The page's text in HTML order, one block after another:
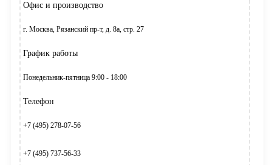
Офис и производство
г. Москва, Рязанский пр-т, д. 8а, стр. 27
График работы
Понедельник-пятница 9:00 - 18:00
Телефон
+7 (495) 278-07-56
+7 (495) 737-56-33